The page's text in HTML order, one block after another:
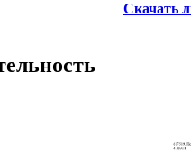
Скачать